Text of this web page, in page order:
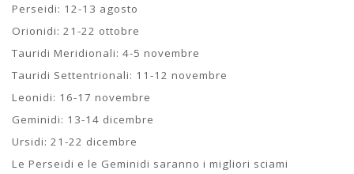
Perseidi: 12-13 agosto
Orionidi: 21-22 ottobre
Tauridi Meridionali: 4-5 novembre
Tauridi Settentrionali: 11-12 novembre
Leonidi: 16-17 novembre
Geminidi: 13-14 dicembre
Ursidi: 21-22 dicembre
Le Perseidi e le Geminidi saranno i migliori sciami